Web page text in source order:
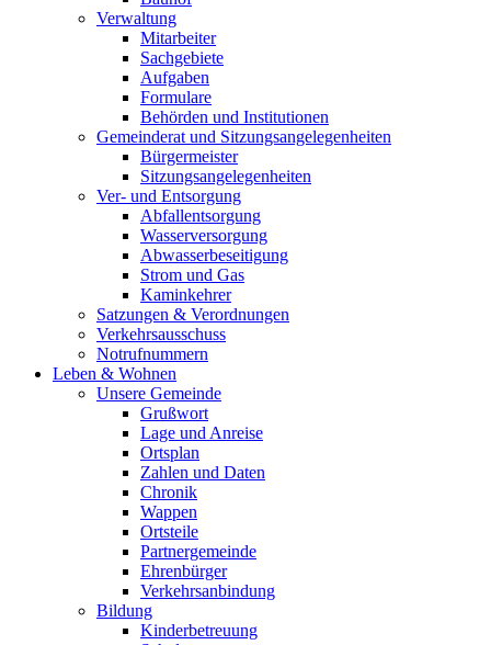
Verwaltung
Mitarbeiter
Sachgebiete
Aufgaben
Formulare
Behörden und Institutionen
Gemeinderat und Sitzungsangelegenheiten
Bürgermeister
Sitzungsangelegenheiten
Ver- und Entsorgung
Abfallentsorgung
Wasserversorgung
Abwasserbeseitigung
Strom und Gas
Kaminkehrer
Satzungen & Verordnungen
Verkehrsausschuss
Notrufnummern
Leben & Wohnen
Unsere Gemeinde
Grußwort
Lage und Anreise
Ortsplan
Zahlen und Daten
Chronik
Wappen
Ortsteile
Partnergemeinde
Ehrenbürger
Verkehrsanbindung
Bildung
Kinderbetreuung